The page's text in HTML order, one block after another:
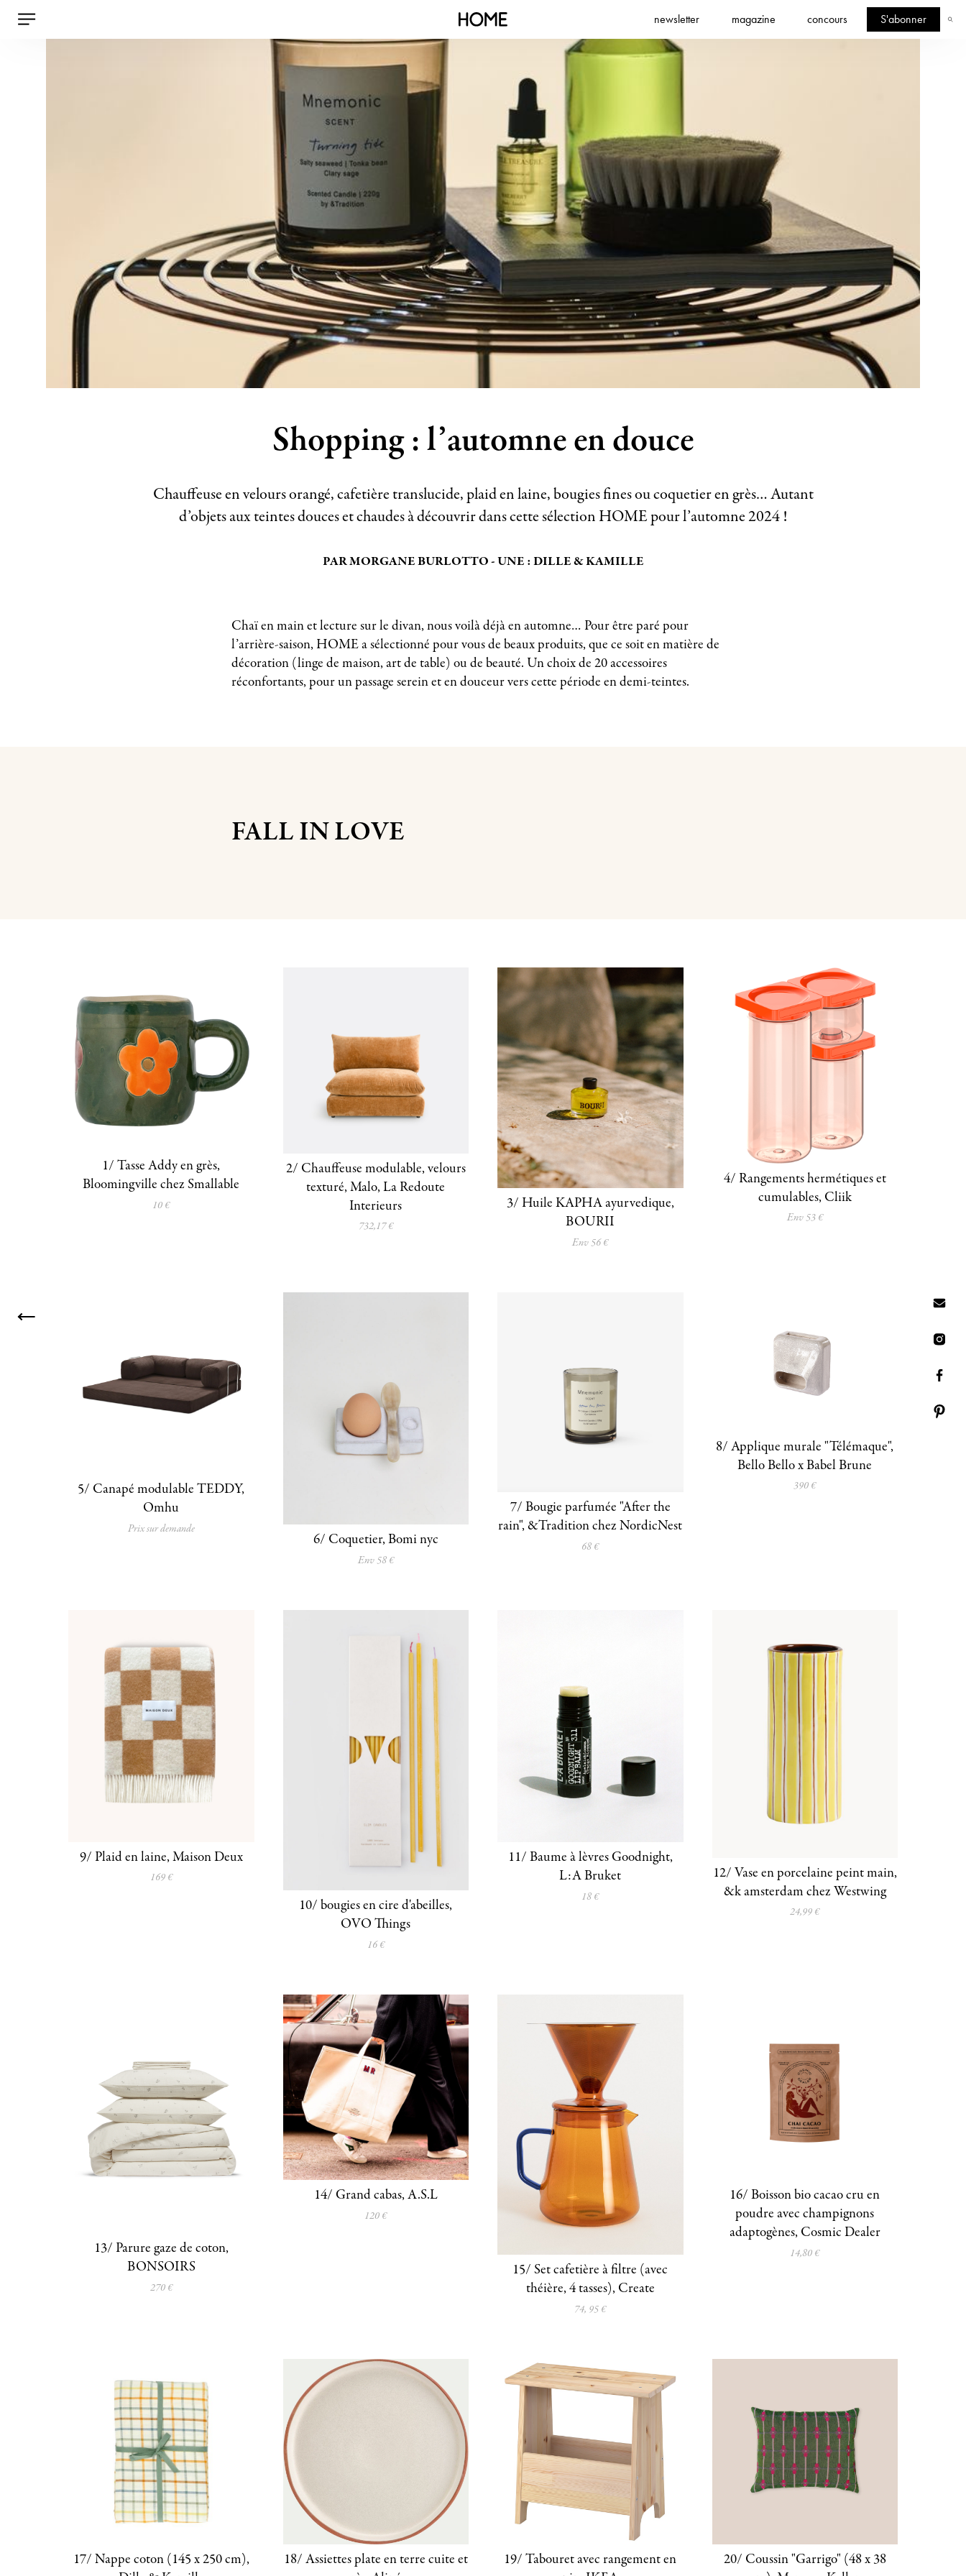
newsletter magazine concours S'abonner
Shopping : l’automne en douce
Chauffeuse en velours orangé, cafetière translucide, plaid en laine, bougies fines ou coquetier en grès… Autant
d’objets aux teintes douces et chaudes à découvrir dans cette sélection HOME pour l’automne 2024 !
PAR MORGANE BURLOTTO - UNE : DILLE & KAMILLE
Chaï en main et lecture sur le divan, nous voilà déjà en automne… Pour être paré pour
l’arrière-saison, HOME a sélectionné pour vous de beaux produits, que ce soit en matière de
décoration (linge de maison, art de table) ou de beauté. Un choix de 20 accessoires
réconfortants, pour un passage serein et en douceur vers cette période en demi-teintes.
FALL IN LOVE
1/ Tasse Addy en grès,
Bloomingville chez Smallable
10 €
2/ Chauffeuse modulable, velours
texturé, Malo, La Redoute
Interieurs
732,17 €
3/ Huile KAPHA ayurvedique,
BOURII
Env 56 €
4/ Rangements hermétiques et
cumulables, Cliik
Env 53 €
5/ Canapé modulable TEDDY,
Omhu
Prix sur demande
6/ Coquetier, Bomi nyc
Env 58 €
7/ Bougie parfumée "After the
rain", &Tradition chez NordicNest
68 €
8/ Applique murale "Télémaque",
Bello Bello x Babel Brune
390 €
9/ Plaid en laine, Maison Deux
169 €
10/ bougies en cire d'abeilles,
OVO Things
16 €
11/ Baume à lèvres Goodnight,
L:A Bruket
18 €
12/ Vase en porcelaine peint main,
&k amsterdam chez Westwing
24,99 €
13/ Parure gaze de coton,
BONSOIRS
270 €
14/ Grand cabas, A.S.L
120 €
15/ Set cafetière à filtre (avec
théière, 4 tasses), Create
74, 95 €
16/ Boisson bio cacao cru en
poudre avec champignons
adaptogènes, Cosmic Dealer
14,80 €
17/ Nappe coton (145 x 250 cm),
18/ Assiettes plate en terre cuite et
19/ Tabouret avec rangement en
20/ Coussin "Garrigo" (48 x 38